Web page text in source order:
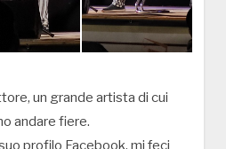
un grande artista di cui
andare fiere.
profilo Facebook, mi feci